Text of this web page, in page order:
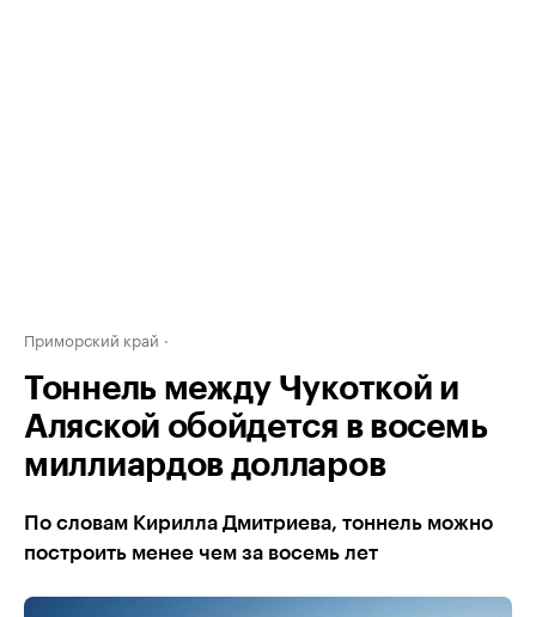
Приморский край
Тоннель между Чукоткой и
Аляской обойдется в восемь
миллиардов долларов
По словам Кирилла Дмитриева, тоннель можно
построить менее чем за восемь лет